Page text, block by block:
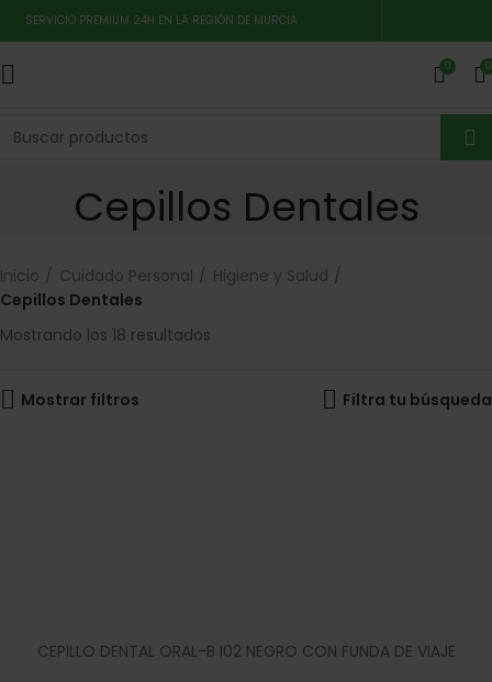
SERVICIO PREMIUM 24H EN LA REGIÓN DE MURCIA
0 0
Cepillos Dentales
Inicio Cuidado Personal
Higiene y Salud
Cepillos Dentales
Mostrando los 18 resultados
Mostrar filtros Filtra tu búsqueda
CEPILLO DENTAL ORAL-B I02 NEGRO CON FUNDA DE VIAJE